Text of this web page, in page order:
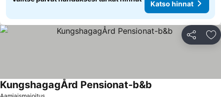
Katso hinnat
Jaa
Aamiaismajoitus
KungshagagÅrd Pensionat-b&b